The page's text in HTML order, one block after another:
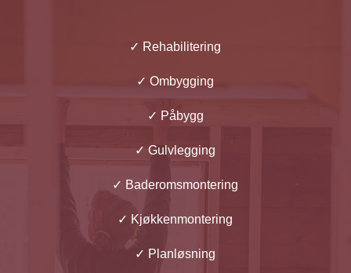
✓ Rehabilitering
✓ Ombygging
✓ Påbygg
✓ Gulvlegging
✓ Baderomsmontering
✓ Kjøkkenmontering
✓ Planløsning